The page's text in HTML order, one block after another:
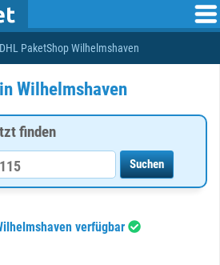
PaketShop Wilhelmshaven
Wilhelmshaven
finden
verfügbar